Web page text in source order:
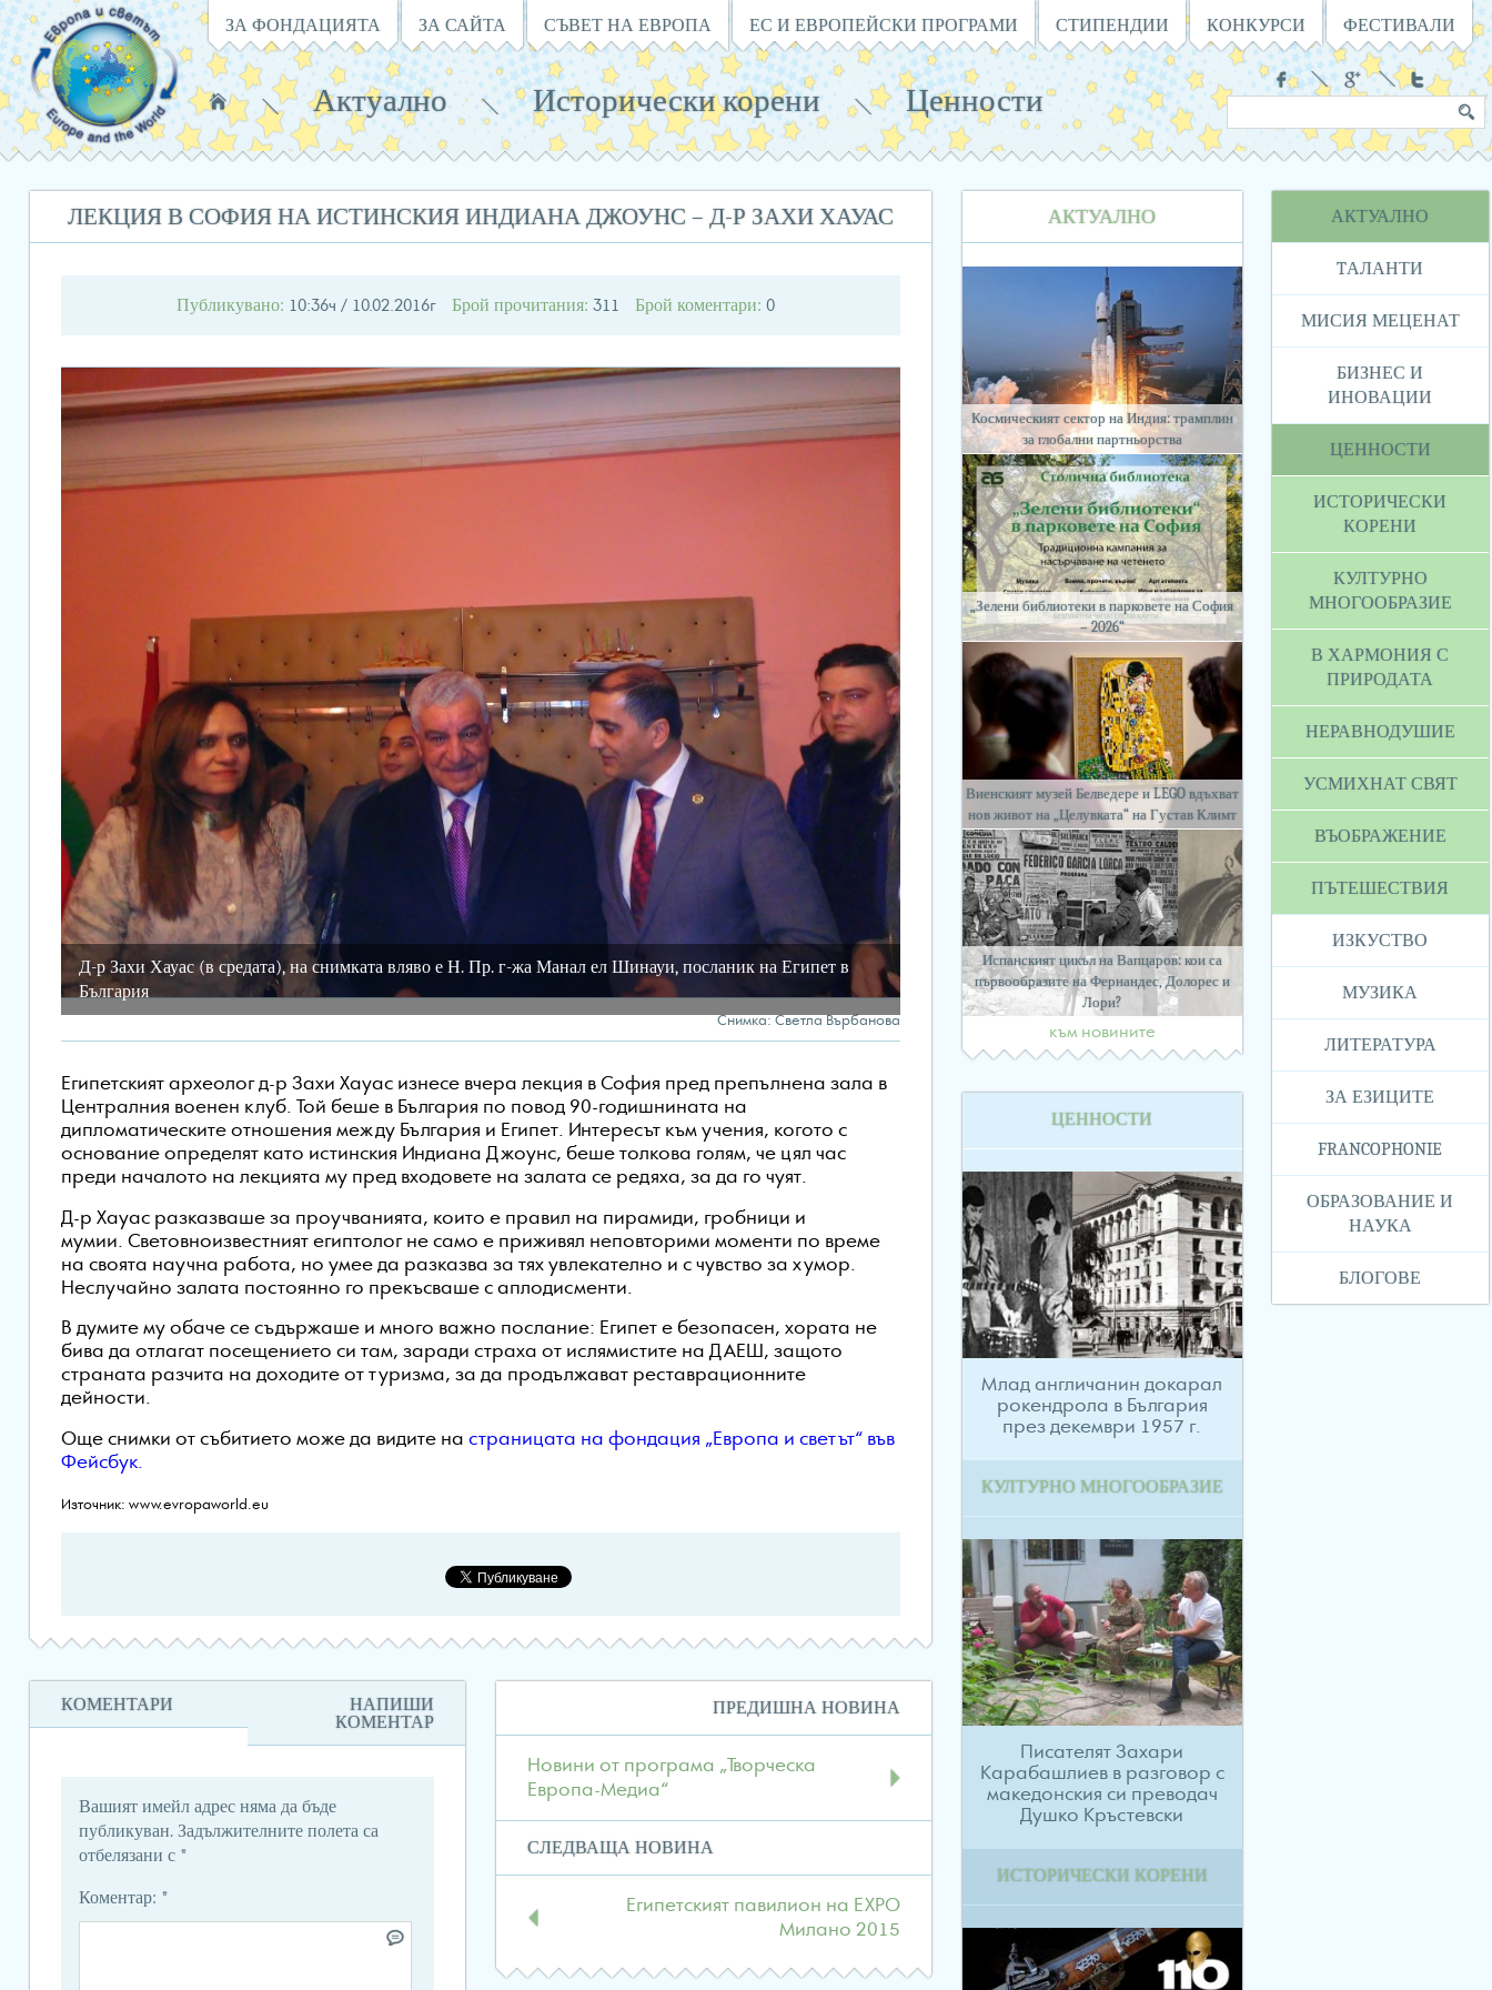
Навигация
ЗА ФОНДАЦИЯТА ЗА САЙТА СЪВЕТ НА ЕВРОПА ЕС И ЕВРОПЕЙСКИ ПРОГРАМИ СТИПЕНДИИ КОНКУРСИ ФЕСТИВАЛИ
Социални
Търсене
в
сайта
Ключова
дума
Намирате
се
Актуално Исторически корени Ценности
Навигация
АКТУАЛНО
TАЛАНТИ
МИСИЯ МЕЦЕНАТ
БИЗНЕС И
ИНОВАЦИИ
ЦЕННОСТИ
ИСТОРИЧЕСКИ
КОРЕНИ
КУЛТУРНО
МНОГООБРАЗИЕ
В ХАРМОНИЯ С
ПРИРОДАТА
НЕРАВНОДУШИЕ
УСМИХНАТ СВЯТ
ВЪОБРАЖЕНИЕ
ПЪТЕШЕСТВИЯ
ИЗКУСТВО
МУЗИКА
ЛИТЕРАТУРА
ЗА ЕЗИЦИТЕ
FRANCOPHONIE
ОБРАЗОВАНИЕ И
НАУКА
БЛОГОВЕ
ЛЕКЦИЯ В СОФИЯ НА ИСТИНСКИЯ ИНДИАНА ДЖОУНС – Д-Р ЗАХИ ХАУАС
Публикувано: 10:36ч / 10.02.2016г Брой прочитания: 311 Брой коментари: 0
Д-р Захи Хауас (в средата), на снимката вляво е Н. Пр. г-жа Манал ел Шинауи, посланик на Египет в
България
Снимка: Светла Върбанова
Египетският археолог д-р Захи Хауас изнесе вчера лекция в София пред препълнена зала в
Централния военен клуб. Той беше в България по повод 90-годишнината на
дипломатическите отношения между България и Египет. Интересът към учения, когото с
основание определят като истинския Индиана Джоунс, беше толкова голям, че цял час
преди началото на лекцията му пред входовете на залата се редяха, за да го чуят.
Д-р Хауас разказваше за проучванията, които е правил на пирамиди, гробници и
мумии. Световноизвестният египтолог не само е приживял неповторими моменти по време
на своята научна работа, но умее да разказва за тях увлекателно и с чувство за хумор.
Неслучайно залата постоянно го прекъсваше с аплодисменти.
В думите му обаче се съдържаше и много важно послание: Египет е безопасен, хората не
бива да отлагат посещението си там, заради страха от ислямистите на ДАЕШ, защото
страната разчита на доходите от туризма, за да продължават реставрационните
дейности.
Още снимки от събитието може да видите настраницата на фондация „Европа и светът“ във
Фейсбук.
Източник: www.evropaworld.eu
КОМЕНТАРИ
НАПИШИ
КОМЕНТАР
Вашият имейл адрес няма да бъде
публикуван. Задължителните полета са
отбелязани с *
Коментар: *
в
публикациите
ПРЕДИШНА НОВИНА
Новини от програма „Творческа
Европа-Медиа“
СЛЕДВАЩА НОВИНА
Египетският павилион на ЕХРО
Милано 2015
АКТУАЛНО
Космическият сектор на Индия: трамплин
за глобални партньорства
„Зелени библиотеки в парковете на София
– 2026“
Виенският музей Белведере и LEGO вдъхват
нов живот на „Целувката“ на Густав Климт
Испанският цикъл на Вапцаров: кои са
първообразите на Фернандес, Долорес и
Лори?
към новините
ЦЕННОСТИ
Млад англичанин докарал
рокендрола в България
през декември 1957 г.
КУЛТУРНО МНОГООБРАЗИЕ
Писателят Захари
Карабашлиев в разговор с
македонския си преводач
Душко Кръстевски
ИСТОРИЧЕСКИ КОРЕНИ